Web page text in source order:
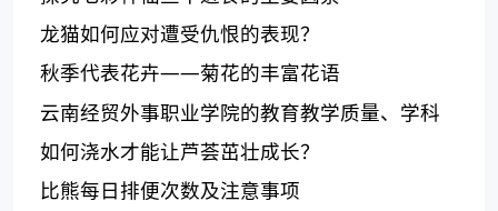
龙猫如何应对遭受仇恨的表现？
秋季代表花卉——菊花的丰富花语
云南经贸外事职业学院的教育教学质量、学科
专业设置如何？
如何浇水才能让芦荟茁壮成长？
比熊每日排便次数及注意事项